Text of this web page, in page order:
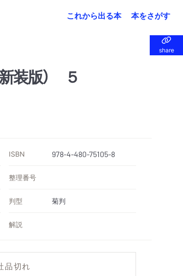
これから出る本 本をさがす
share
share
装版） ５
ISBN 978-4-480-75105-8
整理番号
判型 菊判
解説
品切れ